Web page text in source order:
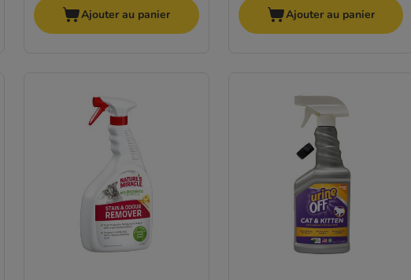
Ajouter au panier Ajouter au panier